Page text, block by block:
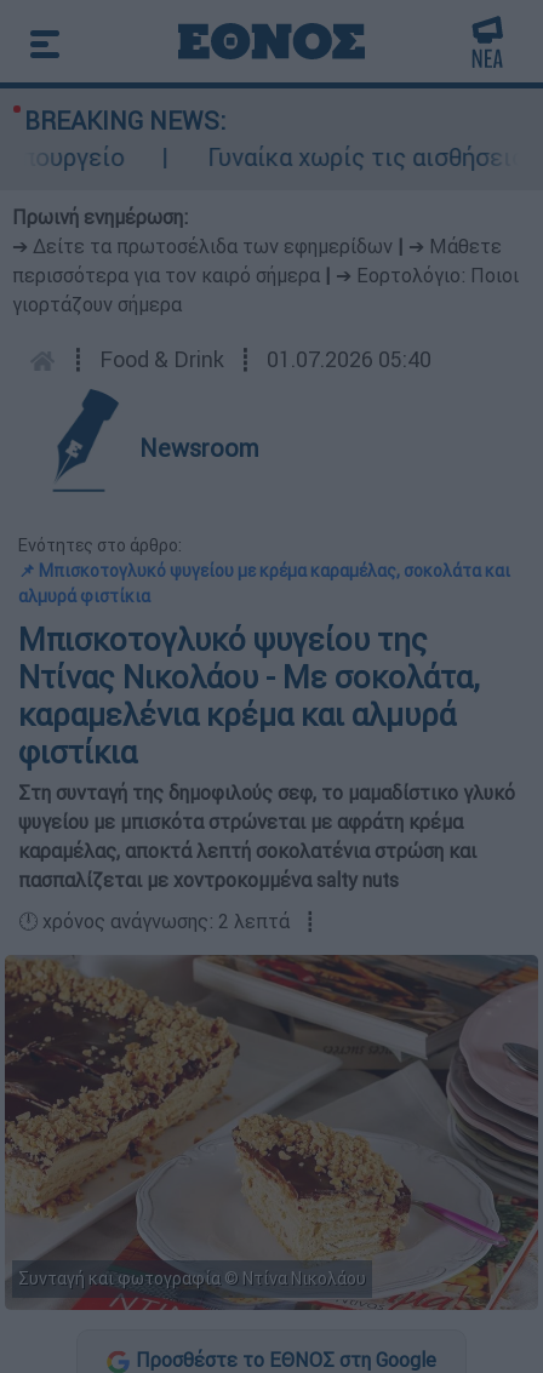
BREAKING NEWS:
Γυναίκα χωρίς τις αισθήσεις
Πρωινή ενημέρωση:
➔ Δείτε τα πρωτοσέλιδα των εφημερίδων
➔ Μάθετε
περισσότερα για τον καιρό σήμερα
➔ Εορτολόγιο: Ποιοι
γιορτάζουν σήμερα
┋ Food & Drink ┋ 01.07.2026 05:40
Newsroom
Ενότητες στο άρθρο:
📌 Μπισκοτογλυκό ψυγείου με κρέμα καραμέλας, σοκολάτα και
αλμυρά φιστίκια
Μπισκοτογλυκό ψυγείου της
Ντίνας Νικολάου - Με σοκολάτα,
καραμελένια κρέμα και αλμυρά
φιστίκια
Στη συνταγή της δημοφιλούς σεφ, το μαμαδίστικο γλυκό
ψυγείου με μπισκότα στρώνεται με αφράτη κρέμα
καραμέλας, αποκτά λεπτή σοκολατένια στρώση και
πασπαλίζεται με χοντροκομμένα salty nuts
🕛 χρόνος ανάγνωσης: 2 λεπτά ┋
Συνταγή και φωτογραφία © Ντίνα Νικολάου
Προσθέστε το ΕΘΝΟΣ στη Google